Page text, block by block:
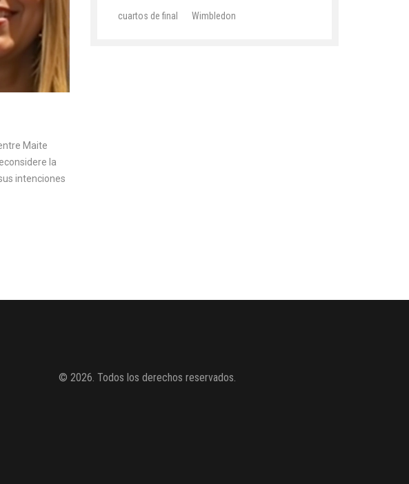
Maite
la
intenciones
cuartos de final Wimbledon
© 2026. Todos los derechos reservados.